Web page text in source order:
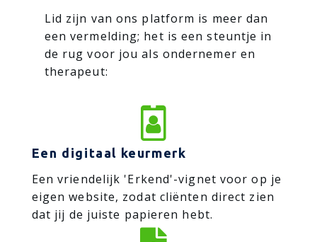
Lid zijn van ons platform is meer dan
een vermelding; het is een steuntje in
de rug voor jou als ondernemer en
therapeut:

Een digitaal keurmerk
Een vriendelijk 'Erkend'-vignet voor op je
eigen website, zodat cliënten direct zien
dat jij de juiste papieren hebt.